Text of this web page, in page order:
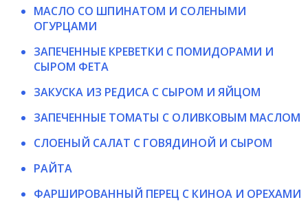
МАСЛО СО ШПИНАТОМ И СОЛЕНЫМИ
ОГУРЦАМИ
ЗАПЕЧЕННЫЕ КРЕВЕТКИ С ПОМИДОРАМИ И
СЫРОМ ФЕТА
ЗАКУСКА ИЗ РЕДИСА С СЫРОМ И ЯЙЦОМ
ЗАПЕЧЕННЫЕ ТОМАТЫ С ОЛИВКОВЫМ МАСЛОМ
СЛОЕНЫЙ САЛАТ С ГОВЯДИНОЙ И СЫРОМ
РАЙТА
ФАРШИРОВАННЫЙ ПЕРЕЦ С КИНОА И ОРЕХАМИ